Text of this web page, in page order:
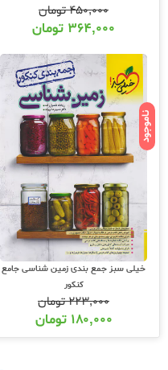
۴۵۰,۰۰۰تومان
۳۶۴,۰۰۰ تومان
ناموجود
خیلی سبز جمع بندی زمین شناسی جامع
کنکور
۲۲۳,۰۰۰تومان
۱۸۰,۰۰۰ تومان